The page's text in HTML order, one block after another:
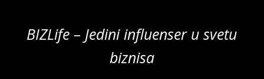
BIZLife – Jedini influenser u svetu
biznisa